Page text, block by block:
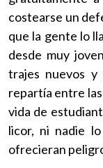
costearse un
que la gente lo
desde muy
trajes nuevos
repartía entre las
vida de
licor, ni nadie
ofrecieran